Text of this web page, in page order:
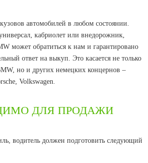
автомобилей в любом состоянии.
кабриолет или внедорожник,
может обратиться к нам и гарантировано
ответ на выкуп. Это касается не только
но и других немецких концернов –
Volkswagen.
ДЛЯ ПРОДАЖИ
водитель должен подготовить следующий